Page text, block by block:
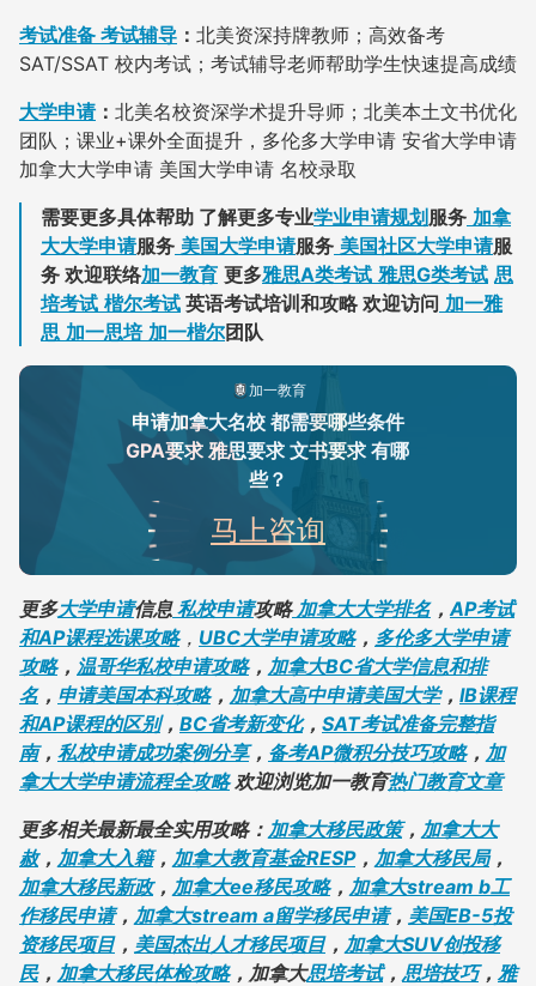
考试准备 考试辅导 ： 北美资深持牌教师；高效备考
SAT/SSAT 校内考试；考试辅导老师帮助学生快速提高成绩
大学申请： 北美名校资深学术提升导师；北美本土文书优化
团队；课业+课外全面提升，多伦多大学申请 安省大学申请
加拿大大学申请 美国大学申请 名校录取
需要更多具体帮助 了解更多专业学业申请规划服务 加拿
大大学申请服务 美国大学申请服务 美国社区大学申请服
务 欢迎联络加一教育 更多雅思A类考试 雅思G类考试 思
培考试 楷尔考试 英语考试培训和攻略 欢迎访问 加一雅
思 加一思培 加一楷尔团队
加一教育
申请加拿大名校 都需要哪些条件
GPA要求 雅思要求 文书要求 有哪
些？
马上咨询
更多大学申请信息私校申请攻略加拿大大学排名， AP考试
和AP课程选课攻略， UBC大学申请攻略， 多伦多大学申请
攻略， 温哥华私校申请攻略， 加拿大BC省大学信息和排
名， 申请美国本科攻略， 加拿大高中申请美国大学， IB课程
和AP课程的区别， BC省考新变化， SAT考试准备完整指
南， 私校申请成功案例分享， 备考AP微积分技巧攻略， 加
拿大大学申请流程全攻略欢迎浏览加一教育热门教育文章
更多相关最新最全实用攻略： 加拿大移民政策， 加拿大大
赦， 加拿大入籍， 加拿大教育基金RESP， 加拿大移民局，
加拿大移民新政， 加拿大ee移民攻略， 加拿大stream b工
作移民申请， 加拿大stream a留学移民申请， 美国EB-5投
资移民项目， 美国杰出人才移民项目， 加拿大SUV创投移
民， 加拿大移民体检攻略，加拿大思培考试， 思培技巧， 雅